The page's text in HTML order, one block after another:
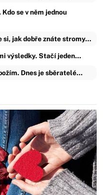
se v něm jednou
si, jak dobře znáte stromy…
výsledky. Stačí jeden…
Dnes je sběratelé…